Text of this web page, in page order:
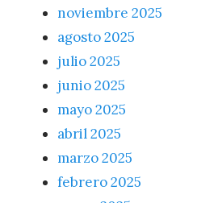
noviembre 2025
agosto 2025
julio 2025
junio 2025
mayo 2025
abril 2025
marzo 2025
febrero 2025